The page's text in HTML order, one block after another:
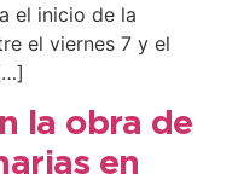
el inicio de la
el viernes 7 y el
la obra de
en